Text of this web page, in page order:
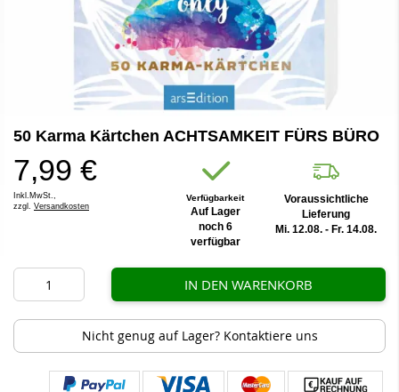
Anfang
Bildergalerie
springen
50 Karma Kärtchen ACHTSAMKEIT FÜRS BÜRO
7,99 €
Inkl.MwSt.,
zzgl. Versandkosten
Verfügbarkeit
Auf Lager
noch 6
verfügbar
Voraussichtliche
Lieferung
Mi. 12.08. - Fr. 14.08.
IN DEN WARENKORB
Nicht genug auf Lager? Kontaktiere uns